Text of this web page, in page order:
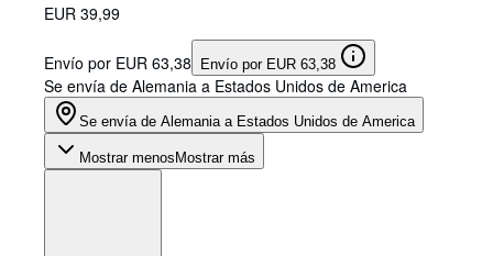
EUR 39,99
Envío por EUR 63,38 Envío por EUR 63,38
Se envía de Alemania a Estados Unidos de America
Se envía de Alemania a Estados Unidos de America
Mostrar menos Mostrar más